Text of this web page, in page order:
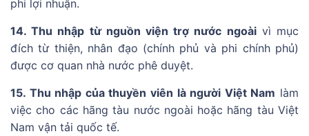
phi lợi nhuận.
14. Thu nhập từ nguồn viện trợ nước ngoàivì mục
đích từ thiện, nhân đạo (chính phủ và phi chính phủ)
được cơ quan nhà nước phê duyệt.
15. Thu nhập của thuyền viên là người Việt Nam làm
việc cho các hãng tàu nước ngoài hoặc hãng tàu Việt
Nam vận tải quốc tế.